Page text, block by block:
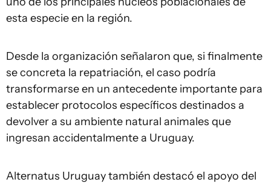
esta especie en la región.
Desde la organización señalaron que, si finalmente
se concreta la repatriación, el caso podría
transformarse en un antecedente importante para
establecer protocolos específicos destinados a
devolver a su ambiente natural animales que
ingresan accidentalmente a Uruguay.
Alternatus Uruguay también destacó el apoyo del